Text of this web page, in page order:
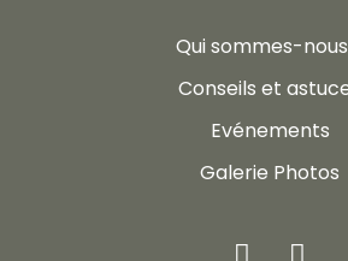
Qui sommes-
Conseils et
Evénements
Galerie Photos